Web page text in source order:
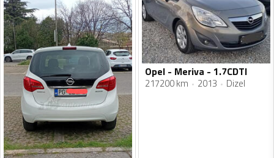
Opel - Meriva - 1.7CDTI
217200 km 2013 Dizel